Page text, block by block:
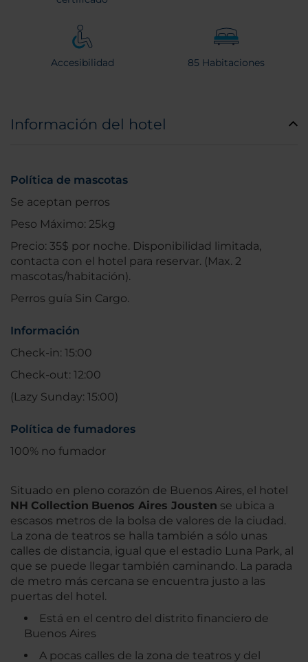
Accesibilidad 85 Habitaciones
Información del hotel
Política de mascotas
Se aceptan perros
Peso Máximo: 25kg
Precio: 35$ por noche. Disponibilidad limitada,
contacta con el hotel para reservar. (Max. 2
mascotas/habitación).
Perros guía Sin Cargo.
Información
Check-in: 15:00
Check-out: 12:00
(Lazy Sunday: 15:00)
Política de fumadores
100% no fumador
Situado en pleno corazón de Buenos Aires, el hotel
NH Collection Buenos Aires Jousten se ubica a
escasos metros de la bolsa de valores de la ciudad.
La zona de teatros se halla también a sólo unas
calles de distancia, igual que el estadio Luna Park, al
que se puede llegar también caminando. La parada
de metro más cercana se encuentra justo a las
puertas del hotel.
Está en el centro del distrito financiero de
Buenos Aires
A pocas calles de la zona de teatros y del